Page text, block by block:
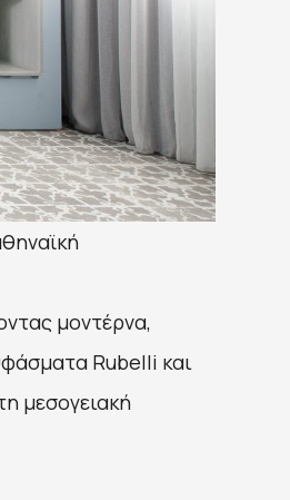
μοντέρνα,
Rubelli και
μεσογειακή